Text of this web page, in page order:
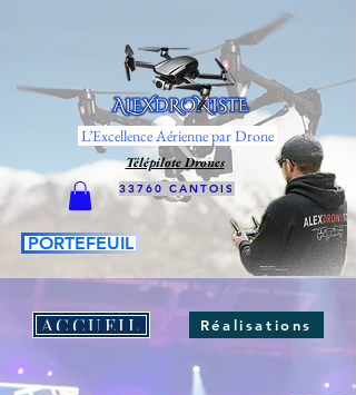
L’Excellence Aérienne par Drone
Télépilote Drones
33760 CANTOIS
PORTEFEUIL
ACCUEIL Réalisations